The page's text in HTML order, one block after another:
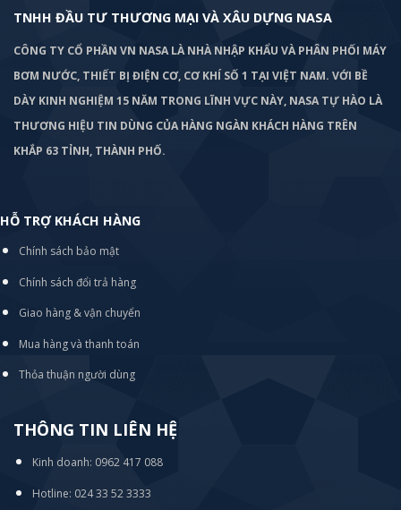
TNHH ĐẦU TƯ THƯƠNG MẠI VÀ XÂU DỰNG NASA
CÔNG TY CỔ PHẦN VN NASA LÀ NHÀ NHẬP KHẨU VÀ PHÂN PHỐI MÁY
BƠM NƯỚC, THIẾT BỊ ĐIỆN CƠ, CƠ KHÍ SỐ 1 TẠI VIỆT NAM. VỚI BỀ
DÀY KINH NGHIỆM 15 NĂM TRONG LĨNH VỰC NÀY, NASA TỰ HÀO LÀ
THƯƠNG HIỆU TIN DÙNG CỦA HÀNG NGÀN KHÁCH HÀNG TRÊN
KHẮP 63 TỈNH, THÀNH PHỐ.
HỖ TRỢ KHÁCH HÀNG
Chính sách bảo mật
Chính sách đổi trả hàng
Giao hàng & vận chuyển
Mua hàng và thanh toán
Thỏa thuận người dùng
THÔNG TIN LIÊN HỆ
Kinh doanh: 0962 417 088
Hotline: 024 33 52 3333